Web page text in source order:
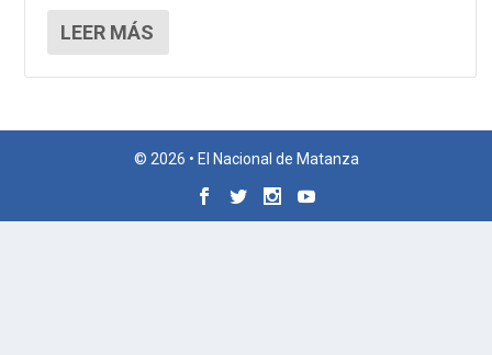
LEER MÁS
© 2026 • El Nacional de Matanza